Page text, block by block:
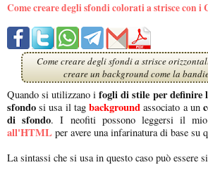
Come creare degli sfondi colorati a strisce con i
Come creare degli sfondi a strisce
creare un background come la
Quando si utilizzano ifogli di stile per definire
sfondo si usa il tagbackgroundassociato a un
di sfondo. I neofiti possono leggersi il
all'HTML per avere una infarinatura di base su
La sintassi che si usa in questo caso può essere